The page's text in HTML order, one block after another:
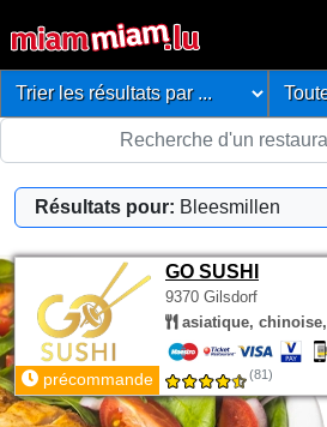
Résultats pour: Bleesmillen
GO SUSHI
9370 Gilsdorf
asiatique,
précommande (81)